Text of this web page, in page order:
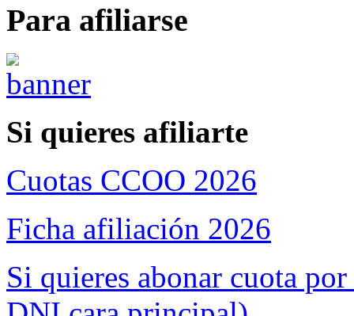
Para afiliarse
Si quieres afiliarte
Cuotas CCOO 2026
Ficha afiliación 2026
Si quieres abonar cuota